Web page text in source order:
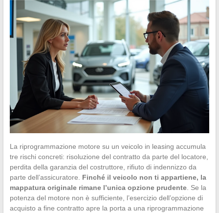
La riprogrammazione motore su un veicolo in leasing accumula
tre rischi concreti: risoluzione del contratto da parte del locatore,
perdita della garanzia del costruttore, rifiuto di indennizzo da
parte dell’assicuratore. Finché il veicolo non ti appartiene, la
mappatura originale rimane l’unica opzione prudente. Se la
potenza del motore non è sufficiente, l’esercizio dell’opzione di
acquisto a fine contratto apre la porta a una riprogrammazione